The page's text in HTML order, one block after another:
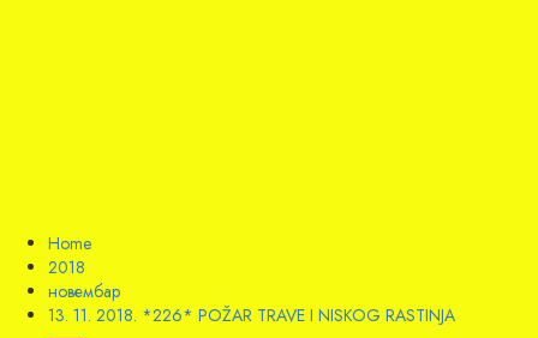
Home
2018
новембар
13. 11. 2018. *226* POŽAR TRAVE I NISKOG RASTINJA